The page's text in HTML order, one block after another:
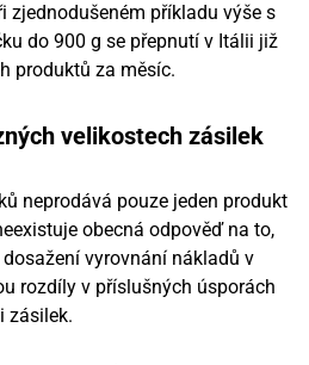
zjednodušeném příkladu výše s
do 900 g se přepnutí v Itálii již
produktů za měsíc.
velikostech zásilek
neprodává pouze jeden produkt
obecná odpověď na to,
vyrovnání nákladů v
rozdíly v příslušných úsporách
zásilek.